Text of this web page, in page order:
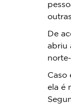
De
abriu
Caso
ela é